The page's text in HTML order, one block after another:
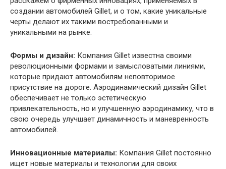
создании автомобилей Gillet, и о том, какие уникальные
черты делают их такими востребованными и
уникальными на рынке.
Формы и дизайн: Компания Gillet известна своими
революционными формами и замысловатыми линиями,
которые придают автомобилям неповторимое
присутствие на дороге. Аэродинамический дизайн Gillet
обеспечивает не только эстетическую
привлекательность, но и улучшенную аэродинамику, что в
свою очередь улучшает динамичность и маневренность
автомобилей.
Инновационные материалы: Компания Gillet постоянно
ищет новые материалы и технологии для своих